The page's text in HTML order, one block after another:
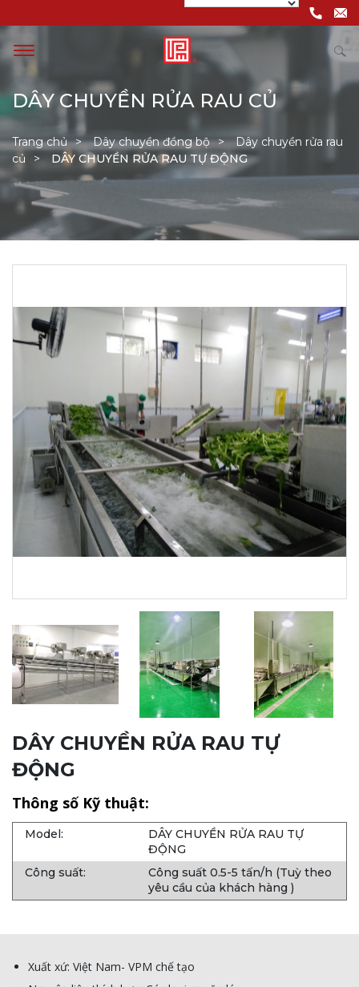
DÂY CHUYỀN RỬA RAU CỦ
Trang chủ Dây chuyền đồng bộ
Dây chuyền rửa rau
củ
DÂY CHUYỀN RỬA RAU TỰ ĐỘNG
DÂY CHUYỀN RỬA RAU TỰ
ĐỘNG
Thông số Kỹ thuật:
Model:
DÂY CHUYỀN RỬA RAU TỰ
ĐỘNG
Công suất:
Công suất 0.5-5 tấn/h (Tuỳ theo
yêu cầu của khách hàng )
Xuất xứ: Việt Nam- VPM chế tạo